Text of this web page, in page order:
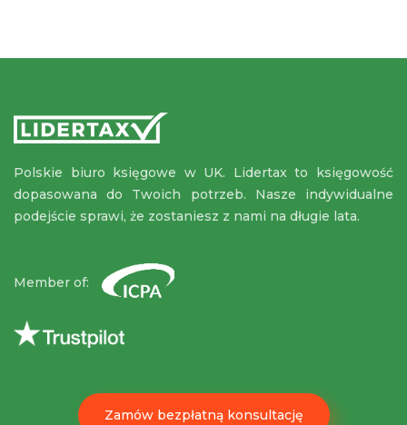
Polskie biuro księgowe w UK. Lidertax to księgowość
dopasowana do Twoich potrzeb. Nasze indywidualne
podejście sprawi, że zostaniesz z nami na długie lata.
Member of:
Zamów bezpłatną konsultację